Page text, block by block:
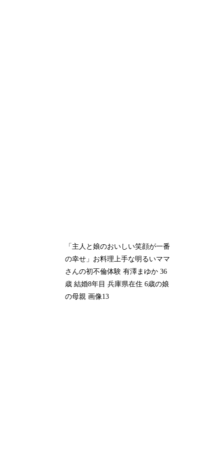
「主人と娘のおいしい笑顔が一番
の幸せ」お料理上手な明るいママ
さんの初不倫体験 有澤まゆか 36
歳 結婚8年目 兵庫県在住 6歳の娘
の母親 画像13